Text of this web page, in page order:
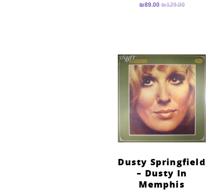
₪129.00
₪89.00
Dusty Springfield
– Dusty In
Memphis